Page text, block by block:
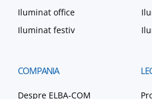
Iluminat office
Iluminat festiv
COMPANIA
Despre ELBA-COM